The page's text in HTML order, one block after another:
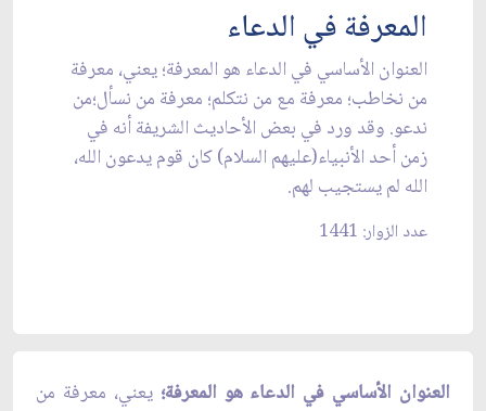
المعرفة في الدعاء
العنوان الأساسي في الدعاء هو المعرفة؛ يعني، معرفة
من نخاطب؛ معرفة مع من نتكلم؛ معرفة من نسأل؛من
ندعو. وقد ورد في بعض الأحاديث الشريفة أنه في
زمن أحد الأنبياء(عليهم السلام) كان قوم يدعون الله،
الله لم يستجيب لهم.
عدد الزوار: 1441
العنوان الأساسي في الدعاء هو المعرفة؛يعني، معرفة من